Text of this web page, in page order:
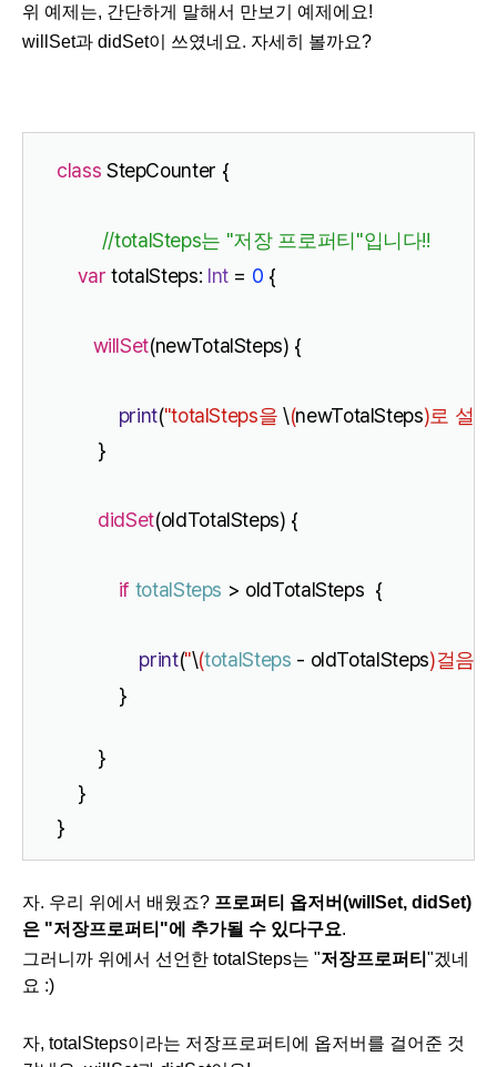
위 예제는, 간단하게 말해서 만보기 예제에요!
willSet과 didSet이 쓰였네요. 자세히 볼까요?
class StepCounter {
//totalSteps는 "저장 프로퍼티 "입니다!!
var totalSteps: Int = 0 {
willSet(newTotalSteps) {
print("totalSteps을 \(newTotalSteps)로 설
}
didSet(oldTotalSteps) {
if totalSteps > oldTotalSteps  {
print("\(totalSteps - oldTotalSteps)걸음이
}
}
}
}
자. 우리 위에서 배웠죠? 프로퍼티 옵저버(willSet, didSet)
은 "저장프로퍼티"에 추가될 수 있다구요.
그러니까 위에서 선언한 totalSteps는 "저장프로퍼티 "겠네
요 :)
자, totalSteps이라는 저장프로퍼티에 옵저버를 걸어준 것